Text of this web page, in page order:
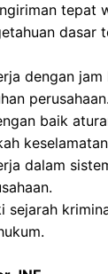
tepat
dasar
dengan
perusahaan.
baik
dalam
sejarah